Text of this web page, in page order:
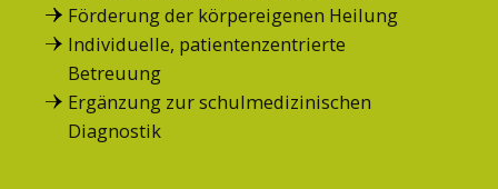
Förderung der körpereigenen Heilung
Individuelle, patientenzentrierte
Betreuung
Ergänzung zur schulmedizinischen
Diagnostik